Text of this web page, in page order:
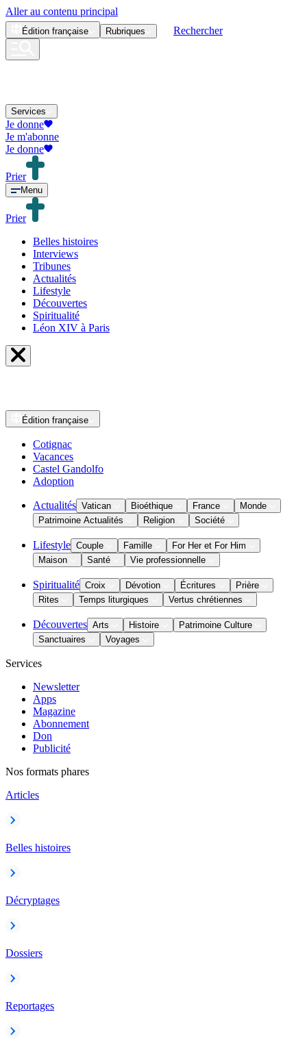
Aller au contenu principal
Édition française Rubriques Rechercher
Services
Je donne
Je m'abonne
Je donne
Prier
Menu
Prier
Belles histoires
Interviews
Tribunes
Actualités
Lifestyle
Découvertes
Spiritualité
Léon XIV à Paris
Édition française
Cotignac
Vacances
Castel Gandolfo
Adoption
Actualités Vatican Bioéthique France
Monde
Patrimoine Actualités
Religion Société
Lifestyle Couple Famille
For Her et For Him
Maison
Santé Vie professionnelle
Spiritualité Croix Dévotion Écritures
Prière
Rites
Temps liturgiques Vertus chrétiennes
Découvertes Arts Histoire
Patrimoine Culture
Sanctuaires
Voyages
Services
Newsletter
Apps
Magazine
Abonnement
Don
Publicité
Nos formats phares
Articles
Belles histoires
Décryptages
Dossiers
Reportages